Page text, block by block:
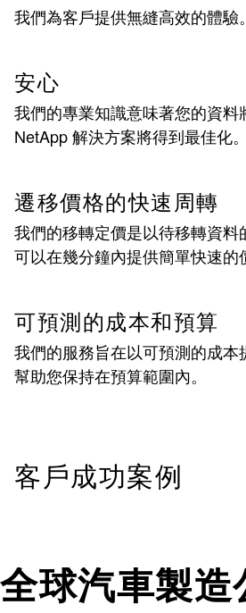
我們為客戶提供無縫高效的體驗。
安心
我們的專業知識意味著您的資料
NetApp 解決方案將得到最佳化。
遷移價格的快速周轉
我們的移轉定價是以待移轉資料
可以在幾分鐘內提供簡單快速的
可預測的成本和預算
我們的服務旨在以可預測的成本
幫助您保持在預算範圍內。
客戶成功案例
全球汽車製造